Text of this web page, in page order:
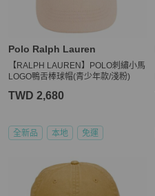
Polo Ralph Lauren
【RALPH LAUREN】POLO刺繡小馬
LOGO鴨舌棒球帽(青少年款/淺粉)
TWD 2,680
全新品 本地 免運